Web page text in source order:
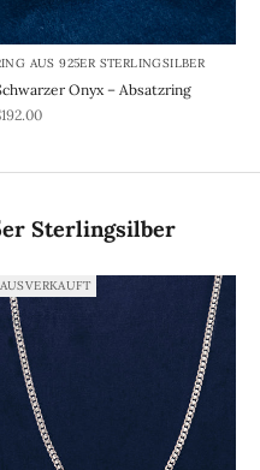
AUS 925ER STERLINGSILBER
Onyx – Absatzring
pris
Sterlingsilber
AUSVERKAUFT